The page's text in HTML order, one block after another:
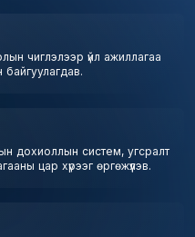
чиглэлээр үйл ажиллагаа
байгуулагдав.
дохиоллын систем, угсралт
цар хүрээг өргөжүүлэв.